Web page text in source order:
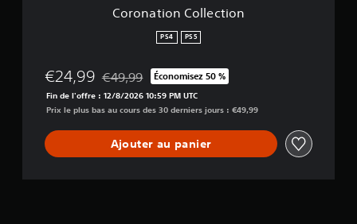
Coronation Collection
PS4 PS5
€24,99 Remise par rapport au prix d'origine de €49,99
€49,99 Économisez 50 %
Fin de l'offre : 12/8/2026 10:59 PM UTC
Prix le plus bas au cours des 30 derniers jours : €49,99
Ajouter au panier